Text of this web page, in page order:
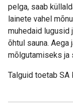
pelga, saab
lainete vahel
muhedaid lugusid
õhtul sauna. Aega
mõlgutamiseks ja
Talguid toetab